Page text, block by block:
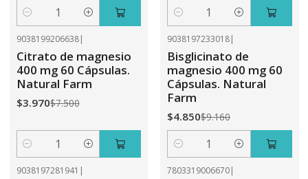
Cantidad Cantidad
9038199206638|
Citrato de magnesio
400 mg 60 Cápsulas.
Natural Farm
$3.970$7.500
Cantidad
9038197233018|
Bisglicinato de
magnesio 400 mg 60
Cápsulas. Natural
Farm
$4.850$9.160
Cantidad
9038197281941 | 7803319006670|